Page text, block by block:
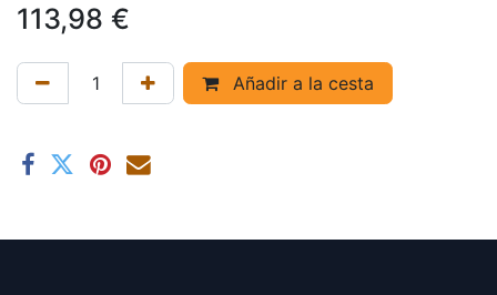
113,98 €
Añadir a la cesta